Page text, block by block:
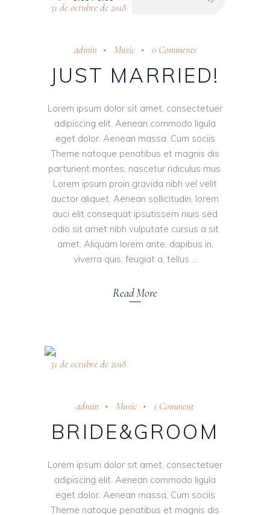
31 de octubre de 2018
admin Music 0 Comments
JUST MARRIED!
Lorem ipsum dolor sit amet, consectetuer
adipiscing elit. Aenean commodo ligula
eget dolor. Aenean massa. Cum sociis
Theme natoque penatibus et magnis dis
parturient montes, nascetur ridiculus mus.
Lorem ipsum proin gravida nibh vel velit
auctor aliquet. Aenean sollicitudin, lorem
auci elit consequat ipsutissem niuis sed
odio sit amet nibh vulputate cursus a sit
amet. Aliquam lorem ante, dapibus in,
viverra quis, feugiat a, tellus
Read More
31 de octubre de 2018
admin Music 1 Comment
BRIDE&GROOM
Lorem ipsum dolor sit amet, consectetuer
adipiscing elit. Aenean commodo ligula
eget dolor. Aenean massa. Cum sociis
Theme natoque penatibus et magnis dis